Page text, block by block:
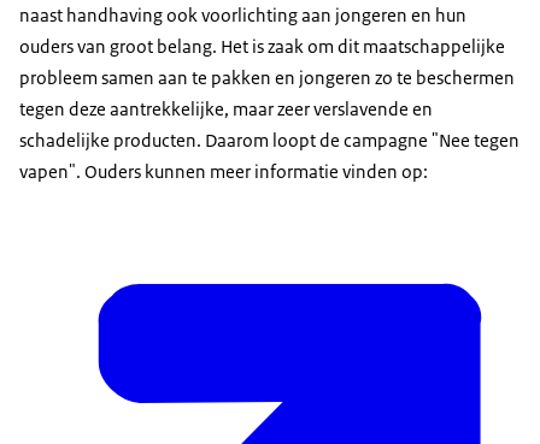
naast handhaving ook voorlichting aan jongeren en hun
ouders van groot belang. Het is zaak om dit maatschappelijke
probleem samen aan te pakken en jongeren zo te beschermen
tegen deze aantrekkelijke, maar zeer verslavende en
schadelijke producten. Daarom loopt de campagne "Nee tegen
vapen". Ouders kunnen meer informatie vinden op: